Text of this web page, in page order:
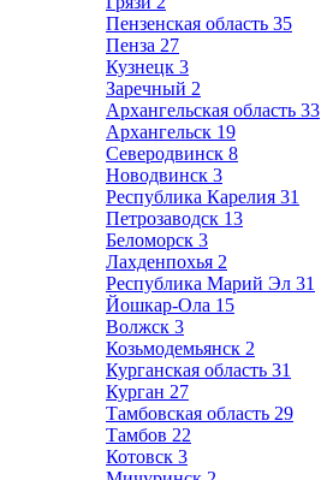
Пензенская область 35
Пенза 27
Кузнецк 3
Заречный 2
Архангельская область 33
Архангельск 19
Северодвинск 8
Новодвинск 3
Республика Карелия 31
Петрозаводск 13
Беломорск 3
Лахденпохья 2
Республика Марий Эл 31
Йошкар-Ола 15
Волжск 3
Козьмодемьянск 2
Курганская область 31
Курган 27
Тамбовская область 29
Тамбов 22
Котовск 3